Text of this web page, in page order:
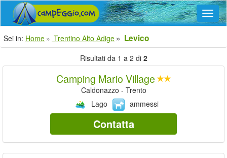
Sei in: Home Trentino Alto Adige Levico
Risultati da 1 a 2 di 2
Camping Mario Village
Caldonazzo - Trento
Lago
ammessi
Contatta